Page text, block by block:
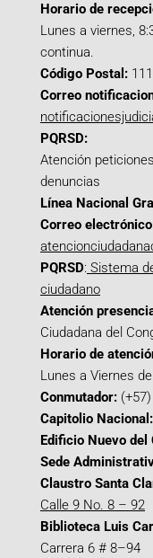
Horario de
Lunes a viernes,
continua.
Código Postal:
Correo
PQRSD:
Atención
denuncias
Línea Nacional
Correo
PQRSD: Sistema
ciudadano
Atención
Ciudadana del
Horario de
Lunes a Viernes
Conmutador:
Capitolio Nacional:
Edificio Nuevo del
Sede
Claustro Santa
Calle 9 No. 8 – 92
Biblioteca Luis
Carrera 6 # 8–94